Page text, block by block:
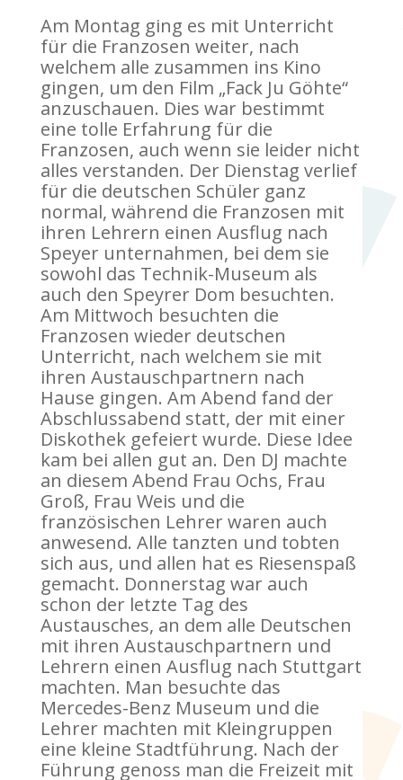
Am Montag ging es mit Unterricht
für die Franzosen weiter, nach
welchem alle zusammen ins Kino
gingen, um den Film „Fack Ju Göhte“
anzuschauen. Dies war bestimmt
eine tolle Erfahrung für die
Franzosen, auch wenn sie leider nicht
alles verstanden. Der Dienstag verlief
für die deutschen Schüler ganz
normal, während die Franzosen mit
ihren Lehrern einen Ausflug nach
Speyer unternahmen, bei dem sie
sowohl das Technik-Museum als
auch den Speyrer Dom besuchten.
Am Mittwoch besuchten die
Franzosen wieder deutschen
Unterricht, nach welchem sie mit
ihren Austauschpartnern nach
Hause gingen. Am Abend fand der
Abschlussabend statt, der mit einer
Diskothek gefeiert wurde. Diese Idee
kam bei allen gut an. Den DJ machte
an diesem Abend Frau Ochs, Frau
Groß, Frau Weis und die
französischen Lehrer waren auch
anwesend. Alle tanzten und tobten
sich aus, und allen hat es Riesenspaß
gemacht. Donnerstag war auch
schon der letzte Tag des
Austausches, an dem alle Deutschen
mit ihren Austauschpartnern und
Lehrern einen Ausflug nach Stuttgart
machten. Man besuchte das
Mercedes-Benz Museum und die
Lehrer machten mit Kleingruppen
eine kleine Stadtführung. Nach der
Führung genoss man die Freizeit mit